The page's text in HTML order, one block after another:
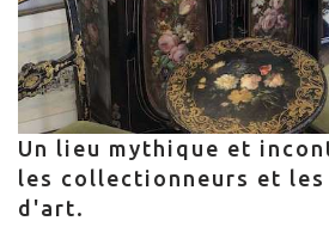
Un lieu mythique et
les collectionneurs et les
d'art.